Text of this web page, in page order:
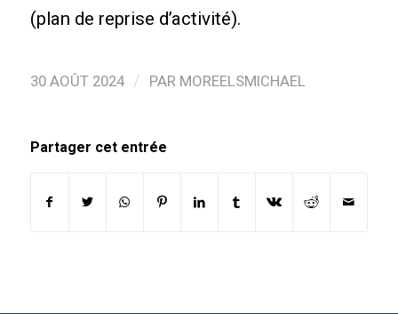
(plan de reprise d’activité).
30 AOÛT 2024 / PAR MOREELSMICHAEL
Partager cet entrée